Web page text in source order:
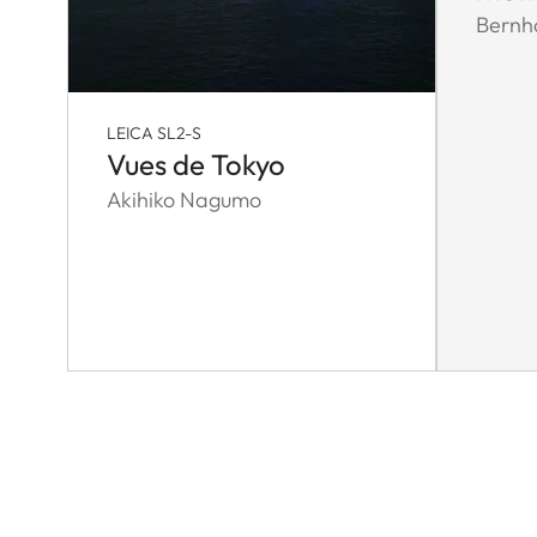
LEICA SL2-S
Vues de Tokyo
Akihiko Nagumo